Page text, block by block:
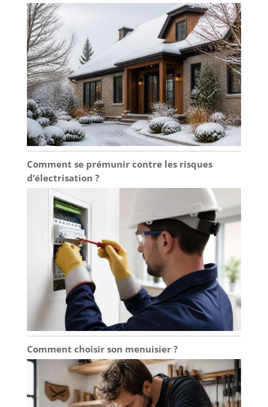
Comment se prémunir contre les risques
d’électrisation ?
Comment choisir son menuisier ?